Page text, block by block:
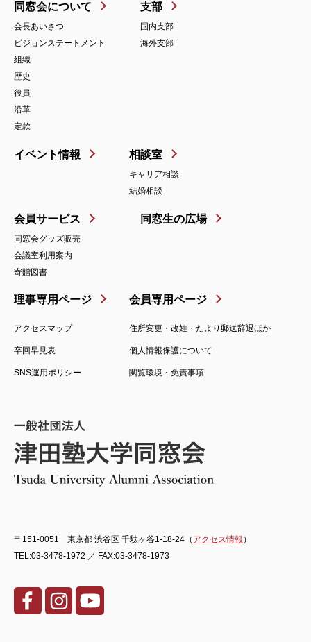
〒151-0051 東京都 渋谷区 千駄ヶ谷1-18-24（ アクセス情報 ）
TEL:03-3478-1972 ／ FAX:03-3478-1973
同窓会について
会長あいさつ
ビジョンステートメント
組織
歴史
役員
沿革
定款
支部
国内支部
海外支部
イベント情報 相談室
キャリア相談
結婚相談
会員サービス
同窓会グッズ販売
会議室利用案内
寄贈図書
同窓生の広場
理事専用ページ 会員専用ページ
アクセスマップ 住所変更・改姓・たより郵送辞退ほか
卒回早見表 個人情報保護について
SNS運用ポリシー 閲覧環境・免責事項